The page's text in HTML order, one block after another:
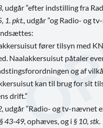
udgår ”efter indstilling fra
1. pkt., udgår ”og Radio- og
fører tilsyn med
Naalakkersuisut påtaler
og af
kan til brug for sit
drift.”
udgår ”Radio- og tv-nævnet
43-49, ophæves, og i § 10, stk.